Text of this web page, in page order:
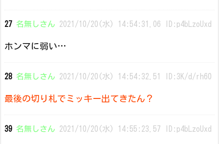
27 名無しさん 2021/10/20(水) 14:54:31.06 ID:p4bLzoUxd
ホンマに弱い…
28 名無しさん 2021/10/20(水) 14:54:32.51 ID:3K/d/rh60
最後の切り札でミッキー出てきたん？
39 名無しさん 2021/10/20(水) 14:55:23.57 ID:p4bLzoUxd